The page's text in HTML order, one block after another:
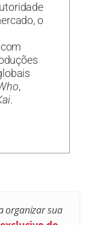
o
,
.
organizar sua